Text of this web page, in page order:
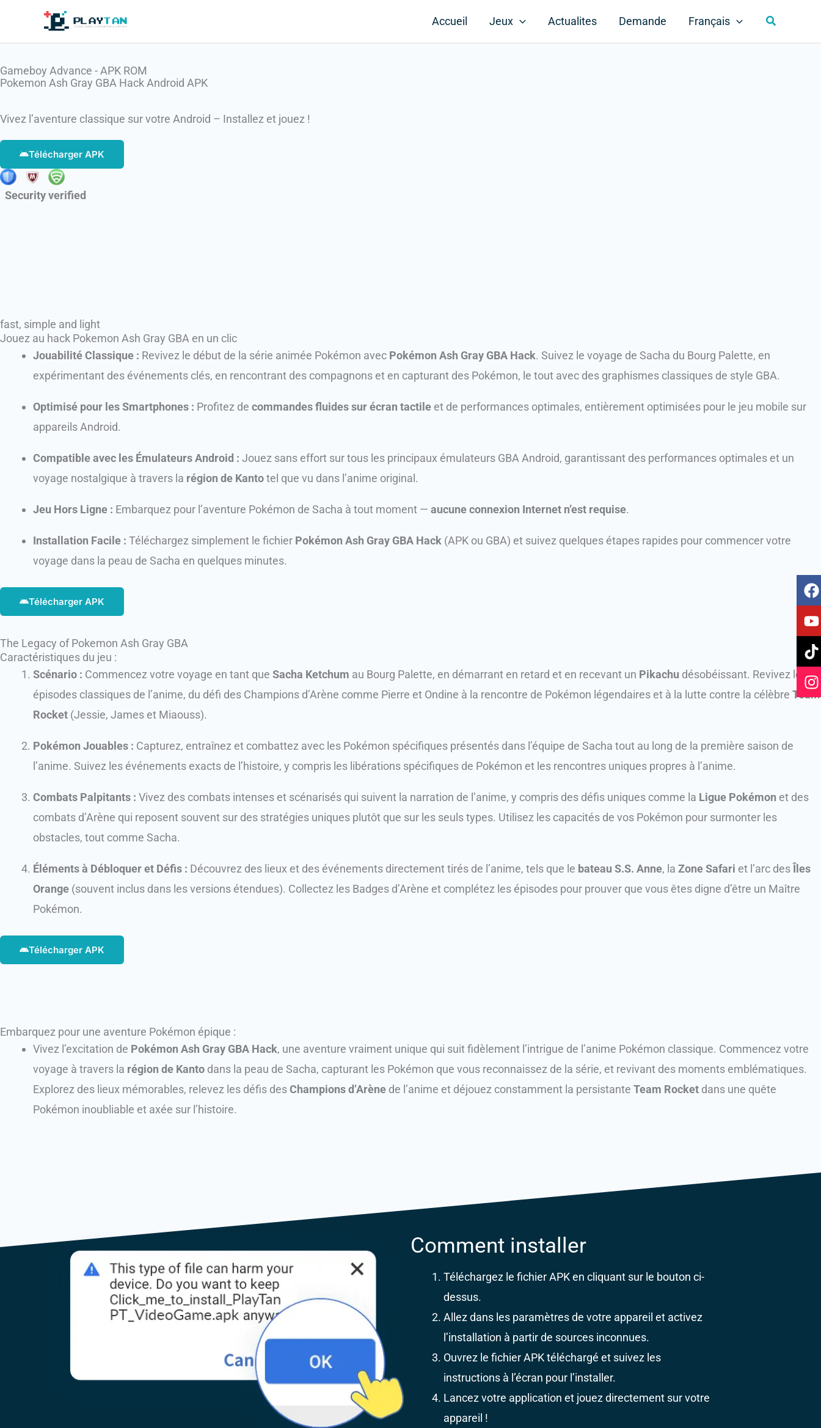
Accueil Jeux Actualites Demande Français Rechercher
Gameboy Advance - APK ROM
Pokemon Ash Gray GBA Hack Android APK
Vivez l’aventure classique sur votre Android – Installez et jouez !
Télécharger APK
Security verified
fast, simple and light
Jouez au hack Pokemon Ash Gray GBA en un clic
Jouabilité Classique : Revivez le début de la série animée Pokémon avec Pokémon Ash Gray GBA Hack. Suivez le voyage de Sacha du Bourg Palette, en
expérimentant des événements clés, en rencontrant des compagnons et en capturant des Pokémon, le tout avec des graphismes classiques de style GBA.
Optimisé pour les Smartphones : Profitez de commandes fluides sur écran tactile et de performances optimales, entièrement optimisées pour le jeu mobile sur
appareils Android.
Compatible avec les Émulateurs Android : Jouez sans effort sur tous les principaux émulateurs GBA Android, garantissant des performances optimales et un
voyage nostalgique à travers la région de Kantotel que vu dans l’anime original.
Jeu Hors Ligne : Embarquez pour l’aventure Pokémon de Sacha à tout moment — aucune connexion Internet n’est requise.
Installation Facile : Téléchargez simplement le fichier Pokémon Ash Gray GBA Hack (APK ou GBA) et suivez quelques étapes rapides pour commencer votre
voyage dans la peau de Sacha en quelques minutes.
Télécharger APK
The Legacy of Pokemon Ash Gray GBA
Caractéristiques du jeu :
Scénario : Commencez votre voyage en tant que Sacha Ketchum au Bourg Palette, en démarrant en retard et en recevant un Pikachu désobéissant. Revivez les
épisodes classiques de l’anime, du défi des Champions d’Arène comme Pierre et Ondine à la rencontre de Pokémon légendaires et à la lutte contre la célèbre Team
Rocket (Jessie, James et Miaouss).
Pokémon Jouables : Capturez, entraînez et combattez avec les Pokémon spécifiques présentés dans l’équipe de Sacha tout au long de la première saison de
l’anime. Suivez les événements exacts de l’histoire, y compris les libérations spécifiques de Pokémon et les rencontres uniques propres à l’anime.
Combats Palpitants : Vivez des combats intenses et scénarisés qui suivent la narration de l’anime, y compris des défis uniques comme la Ligue Pokémon et des
combats d’Arène qui reposent souvent sur des stratégies uniques plutôt que sur les seuls types. Utilisez les capacités de vos Pokémon pour surmonter les
obstacles, tout comme Sacha.
Éléments à Débloquer et Défis : Découvrez des lieux et des événements directement tirés de l’anime, tels que le bateau S.S. Anne, la Zone Safari et l’arc desÎles
Orange (souvent inclus dans les versions étendues). Collectez les Badges d’Arène et complétez les épisodes pour prouver que vous êtes digne d’être un Maître
Pokémon.
Télécharger APK
Embarquez pour une aventure Pokémon épique :
Vivez l’excitation de Pokémon Ash Gray GBA Hack, une aventure vraiment unique qui suit fidèlement l’intrigue de l’anime Pokémon classique. Commencez votre
voyage à travers la région de Kanto dans la peau de Sacha, capturant les Pokémon que vous reconnaissez de la série, et revivant des moments emblématiques.
Explorez des lieux mémorables, relevez les défis desChampions d’Arène de l’anime et déjouez constamment la persistante Team Rocket dans une quête
Pokémon inoubliable et axée sur l’histoire.
F
a
c
e
b
o
o
k
Y
o
u
t
u
b
e
T
i
k
t
o
k
I
n
s
t
a
g
r
a
Comment installer
Téléchargez le fichier APK en cliquant sur le bouton ci-
dessus.
Allez dans les paramètres de votre appareil et activez
l’installation à partir de sources inconnues.
Ouvrez le fichier APK téléchargé et suivez les
instructions à l’écran pour l’installer.
Lancez votre application et jouez directement sur votre
appareil !